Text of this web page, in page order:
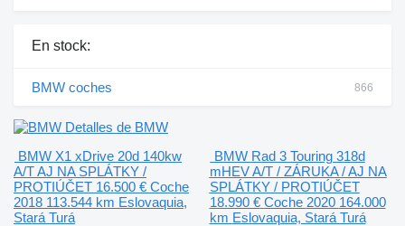
En stock:
BMW coches 866
Detalles de BMW
BMW X1 xDrive 20d 140kw
A/T AJ NA SPLÁTKY /
PROTIÚČET 16.500 € Coche
2018 113.544 km Eslovaquia,
Stará Turá
BMW Rad 3 Touring 318d
mHEV A/T / ZÁRUKA / AJ NA
SPLÁTKY / PROTIÚČET
18.990 € Coche 2020 164.000
km Eslovaquia, Stará Turá